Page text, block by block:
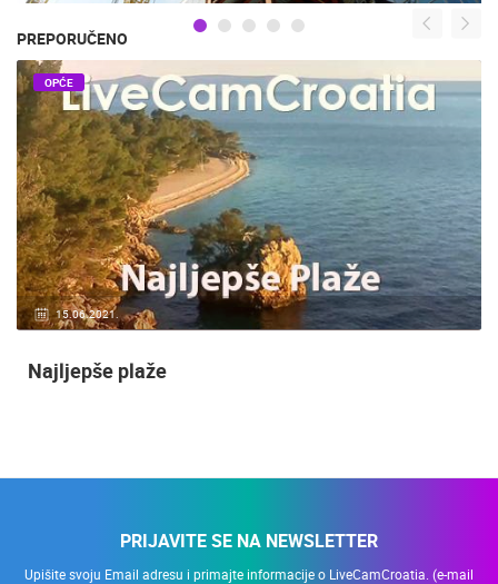
PREPORUČENO
15.06.2021.
OPĆE
Najljepše plaže
PRIJAVITE SE NA NEWSLETTER
Upišite svoju Email adresu i primajte informacije o LiveCamCroatia. (e-mail